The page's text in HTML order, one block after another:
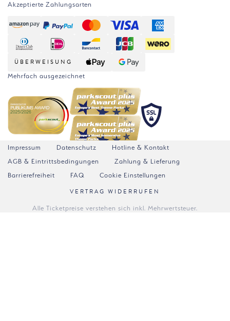
Akzeptierte Zahlungsarten
ÜBERWEISUNG
Mehrfach ausgezeichnet
Impressum Datenschutz
Hotline & Kontakt
AGB & Eintrittsbedingungen
Zahlung & Lieferung
Barrierefreiheit
FAQ Cookie Einstellungen
VERTRAG WIDERRUFEN
Alle Ticketpreise verstehen sich inkl. Mehrwertsteuer.